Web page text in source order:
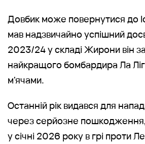
Довбик може повернутися до
мав надзвичайно успішний
2023/24 у складі Жирони він
найкращого бомбардира Ла
м'ячами.
Останній рік видався для
через серйозне пошкодження,
у січні 2026 року в грі проти